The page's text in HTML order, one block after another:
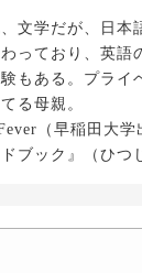
文学だが、日本
っており、英語
もある。プライ
る母親。
（早稲田大
ブック』（ひつ